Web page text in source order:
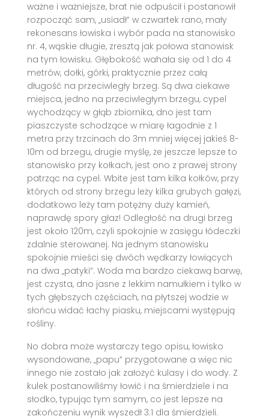
ważne i ważniejsze, brat nie odpuścił i postanowił
rozpocząć sam, „usiadł” w czwartek rano, mały
rekonesans łowiska i wybór pada na stanowisko
nr. 4, wąskie długie, zresztą jak połowa stanowisk
na tym łowisku. Głębokość wahała się od 1 do 4
metrów, dołki, górki, praktycznie przez całą
długość na przeciwległy brzeg. Są dwa ciekawe
miejsca, jedno na przeciwległym brzegu, cypel
wychodzący w głąb zbiornika, dno jest tam
piaszczyste schodzące w miarę łagodnie z 1
metra przy trzcinach do 3m mniej więcej jakieś 8-
10m od brzegu, drugie myślę, że jeszcze lepsze to
stanowisko przy kołkach, jest ono z prawej strony
patrząc na cypel. Wbite jest tam kilka kołków, przy
których od strony brzegu leży kilka grubych gałęzi,
dodatkowo leży tam potężny duży kamień,
naprawdę spory głaz! Odległość na drugi brzeg
jest około 120m, czyli spokojnie w zasięgu łódeczki
zdalnie sterowanej. Na jednym stanowisku
spokojnie mieści się dwóch wędkarzy łowiących
na dwa „patyki”. Woda ma bardzo ciekawą barwę,
jest czysta, dno jasne z lekkim namułkiem i tylko w
tych głębszych częściach, na płytszej wodzie w
słońcu widać łachy piasku, miejscami występują
rośliny.
No dobra może wystarczy tego opisu, łowisko
wysondowane, „papu” przygotowane a więc nic
innego nie zostało jak założyć kulasy i do wody. Z
kulek postanowiliśmy łowić i na śmierdziele i na
słodko, typując tym samym, co jest lepsze na
zakończeniu wynik wyszedł 3:1 dla śmierdzieli.